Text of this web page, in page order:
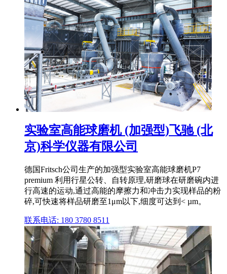
实验室高能球磨机 (加强型)飞驰 (北
京)科学仪器有限公司
德国Fritsch公司生产的加强型实验室高能球磨机P7
premium 利用行星公转、自转原理,研磨球在研磨碗内进
行高速的运动,通过高能的摩擦力和冲击力实现样品的粉
碎,可快速将样品研磨至1μm以下,细度可达到< µm。
联系电话: 180 3780 8511